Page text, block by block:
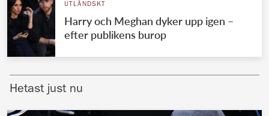
UTLÄNDSKT
VÄRLDENS KUNGAHUS
Brittiska kungahuset
UTLÄNDSKT
Harry och Meghan dyker upp igen –
efter publikens burop
Hetast just nu